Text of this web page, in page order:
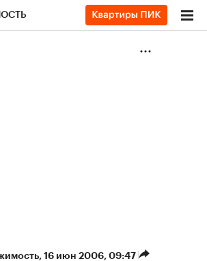
⁠, 16 июн 2006, 09:47